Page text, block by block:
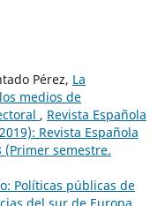
Pérez, La
medios de
, Revista Española
Revista Española
semestre.
Políticas públicas de